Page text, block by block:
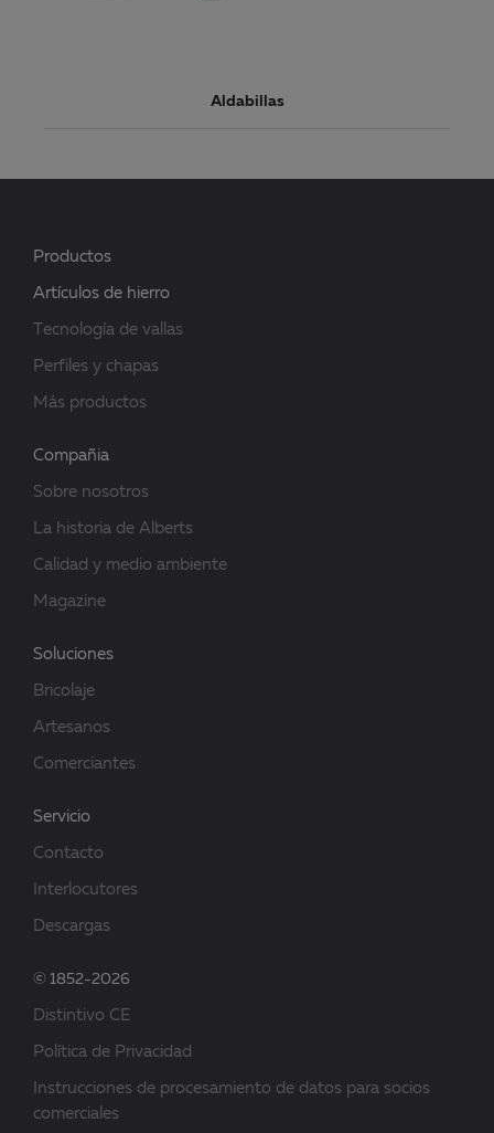
Aldabillas
Productos
Artículos de hierro
Tecnología de vallas
Perfiles y chapas
Más productos
Compañia
Sobre nosotros
La historia de Alberts
Calidad y medio ambiente
Magazine
Soluciones
Bricolaje
Artesanos
Comerciantes
Servicio
Contacto
Interlocutores
Descargas
© 1852-2026
Distintivo CE
Política de Privacidad
Instrucciones de procesamiento de datos para socios
comerciales